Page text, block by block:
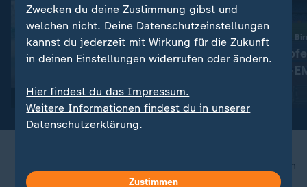
Comeback nach drei Jahren Pause
Maya Tobehn und die
mit Video1:27
10. bis 16. August in
Alle
Leichtathletik-
nach oben
Zwecken du deine Zustimmung gibst und
welchen nicht. Deine Datenschutzeinstellungen
kannst du jederzeit mit Wirkung für die Zukunft
in deinen Einstellungen widerrufen oder ändern.
Hier findest du das Impressum.
Weitere Informationen findest du in unserer
Datenschutzerklärung.
Zustimmen